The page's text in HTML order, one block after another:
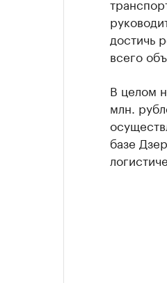
достичь
всего
В целом
млн.
базе